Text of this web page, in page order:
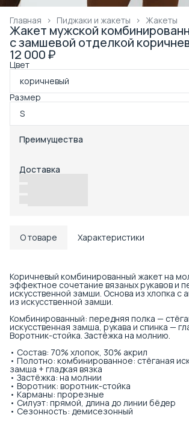
Жакеты
Пиджаки и жакеты ›
Главная ›
Жакет мужской
с замшевой отделкой
12 000 ₽
Цвет
коричневый
Размер
S
Преимущества
Примерка при получении в пункте
Возможность отказаться от части
Доставка
О товаре Характеристики
Коричневый комбинированный жакет на
эффектное сочетание вязаных рукавов и
искусственной замши. Основа из хлопка с
из искусственной замши.
Комбинированный: передняя полка —
искусственная замша, рукава и спинка —
Воротник-стойка. Застёжка на молнию.
• Состав: 70% хлопок, 30% акрил
• Полотно: комбинированное: стёганая
замша + гладкая вязка
• Застёжка: на молнии
• Воротник: воротник-стойка
• Карманы: прорезные
• Силуэт: прямой, длина до линии бёдер
• Сезонность: демисезонный